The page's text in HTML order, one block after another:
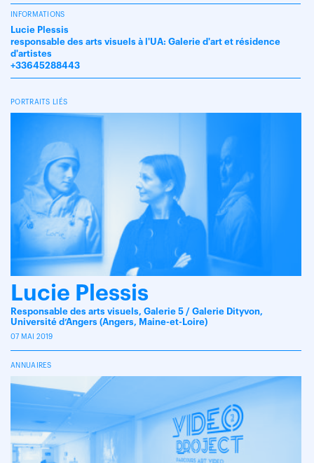
INFORMATIONS
Lucie Plessis
responsable des arts visuels à l'UA: Galerie d'art et résidence
d'artistes
+33645288443
PORTRAITS LIÉS
Lucie Plessis
Responsable des arts visuels, Galerie 5 / Galerie Dityvon,
Université d’Angers (Angers, Maine-et-Loire)
07 MAI 2019
ANNUAIRES